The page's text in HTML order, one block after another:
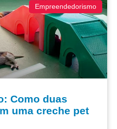
Empreendedorismo
Como duas
uma creche pet